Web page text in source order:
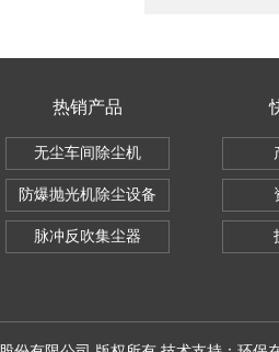
热销产品
无尘车间除尘机
防爆抛光机除尘设备
脉冲反吹集尘器